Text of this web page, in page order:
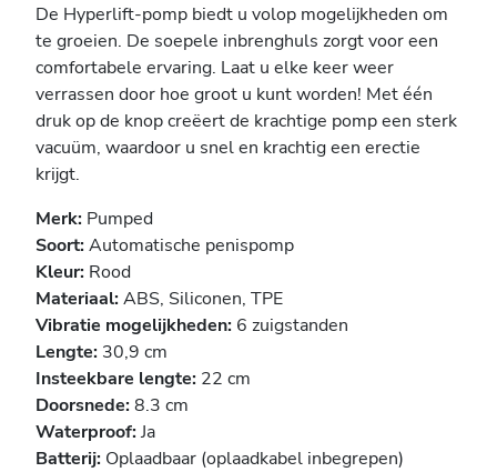
De Hyperlift-pomp biedt u volop mogelijkheden om
te groeien. De soepele inbrenghuls zorgt voor een
comfortabele ervaring. Laat u elke keer weer
verrassen door hoe groot u kunt worden! Met één
druk op de knop creëert de krachtige pomp een sterk
vacuüm, waardoor u snel en krachtig een erectie
krijgt.
Merk: Pumped
Soort:Automatische penispomp
Kleur: Rood
Materiaal:ABS, Siliconen, TPE
Vibratie mogelijkheden: 6 zuigstanden
Lengte: 30,9 cm
Insteekbare lengte: 22 cm
Doorsnede:8.3 cm
Waterproof:Ja
Batterij: Oplaadbaar (oplaadkabel inbegrepen)